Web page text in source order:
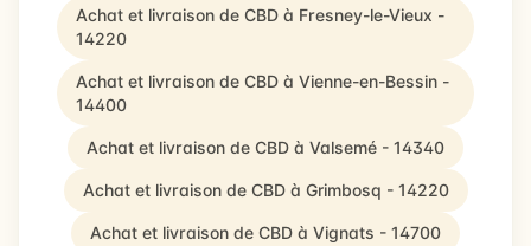
Achat et livraison de CBD à Fresney-le-Vieux -
14220
Achat et livraison de CBD à Vienne-en-Bessin -
14400
Achat et livraison de CBD à Valsemé - 14340
Achat et livraison de CBD à Grimbosq - 14220
Achat et livraison de CBD à Vignats - 14700